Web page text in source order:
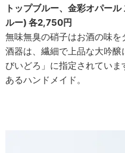
トップブルー、金彩オパー
ルー) 各2,750円
無味無臭の硝子はお酒の味
酒器は、繊細で上品な大吟
びいどろ」に指定されてい
あるハンドメイド。